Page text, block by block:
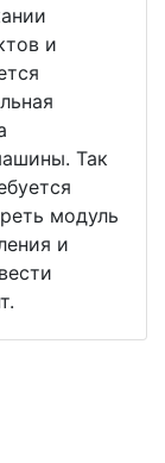
и
Так
модуль
и